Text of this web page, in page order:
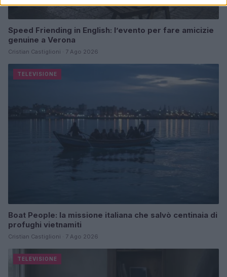
Speed Friending in English: l’evento per fare amicizie
genuine a Verona
Cristian Castiglioni · 7 Ago 2026
TELEVISIONE
Boat People: la missione italiana che salvò centinaia di
profughi vietnamiti
Cristian Castiglioni · 7 Ago 2026
TELEVISIONE